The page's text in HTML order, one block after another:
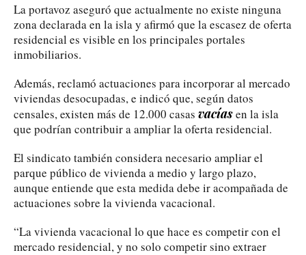
La portavoz aseguró que actualmente no existe ninguna
zona declarada en la isla y afirmó que la escasez de oferta
residencial es visible en los principales portales
inmobiliarios.
Además, reclamó actuaciones para incorporar al mercado
viviendas desocupadas, e indicó que, según datos
censales, existen más de 12.000 casas vacíasen la isla
que podrían contribuir a ampliar la oferta residencial.
El sindicato también considera necesario ampliar el
parque público de vivienda a medio y largo plazo,
aunque entiende que esta medida debe ir acompañada de
actuaciones sobre la vivienda vacacional.
“La vivienda vacacional lo que hace es competir con el
mercado residencial, y no solo competir sino extraer